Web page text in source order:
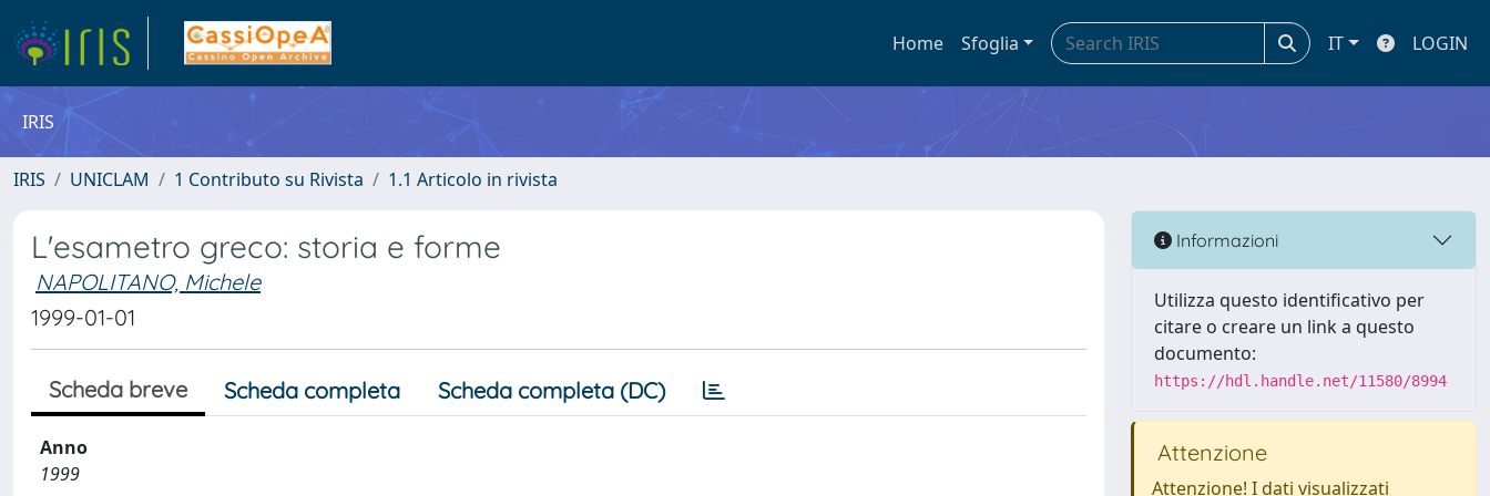
Home Sfoglia IT LOGIN
IRIS
IRIS UNICLAM 1 Contributo su Rivista 1.1 Articolo in rivista
L'esametro greco: storia e forme
NAPOLITANO, Michele
1999-01-01
Scheda breve Scheda completa Scheda completa (DC)
Anno
1999
Informazioni
Utilizza questo identificativo per
citare o creare un link a questo
documento:
https://hdl.handle.net/11580/8994
Attenzione
Attenzione! I dati visualizzati